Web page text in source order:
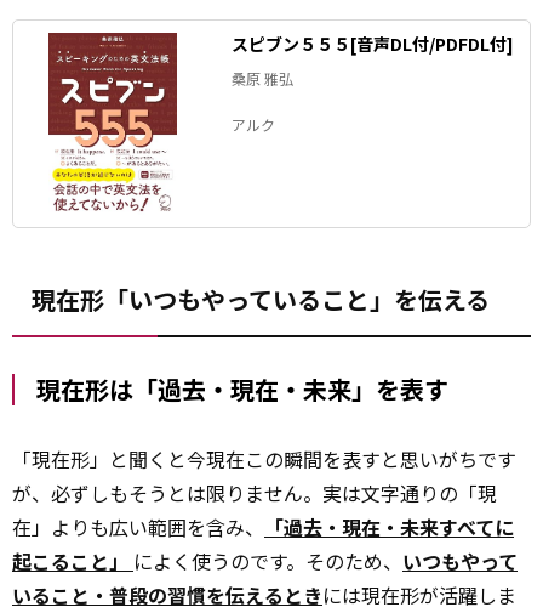
スピブン５５５[音声DL付/PDFDL付]
桑原 雅弘
アルク
現在形「いつもやっていること」を伝える
現在形は「過去・現在・未来」を表す
「現在形」と聞くと今現在この瞬間を表すと思いがちです
が、必ずしもそうとは限りません。実は文字通りの「現
在」よりも広い範囲を含み、
「過去・現在・未来すべてに
起こること」 によく使うのです。そのため、 いつもやって
いること・普段の習慣を伝えるときには現在形が活躍しま